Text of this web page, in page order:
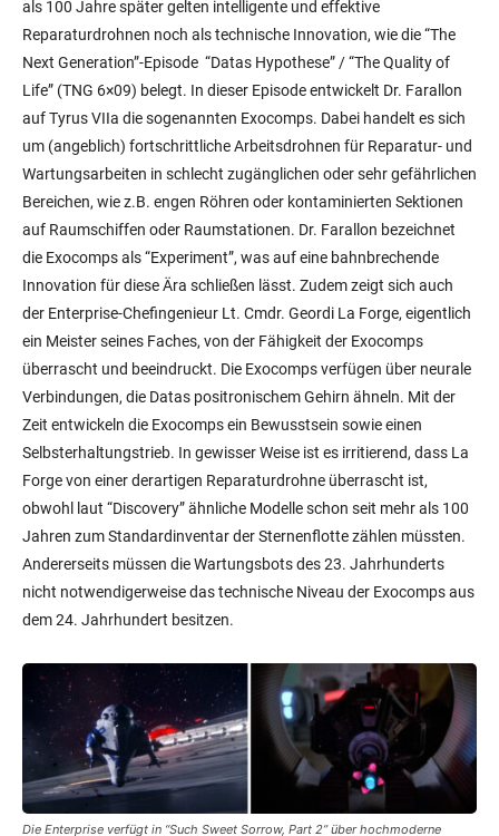
Life” (TNG 6×09) belegt. In dieser Episode entwickelt Dr. Farallon
auf Tyrus VIIa die sogenannten Exocomps. Dabei handelt es sich
um (angeblich) fortschrittliche Arbeitsdrohnen für Reparatur- und
Wartungsarbeiten in schlecht zugänglichen oder sehr gefährlichen
Bereichen, wie z.B. engen Röhren oder kontaminierten Sektionen
auf Raumschiffen oder Raumstationen. Dr. Farallon bezeichnet
die Exocomps als “Experiment”, was auf eine bahnbrechende
Innovation für diese Ära schließen lässt. Zudem zeigt sich auch
der Enterprise-Chefingenieur Lt. Cmdr. Geordi La Forge, eigentlich
ein Meister seines Faches, von der Fähigkeit der Exocomps
überrascht und beeindruckt. Die Exocomps verfügen über neurale
Verbindungen, die Datas positronischem Gehirn ähneln. Mit der
Zeit entwickeln die Exocomps ein Bewusstsein sowie einen
Selbsterhaltungstrieb. In gewisser Weise ist es irritierend, dass La
Forge von einer derartigen Reparaturdrohne überrascht ist,
obwohl laut “Discovery” ähnliche Modelle schon seit mehr als 100
Jahren zum Standardinventar der Sternenflotte zählen müssten.
Andererseits müssen die Wartungsbots des 23. Jahrhunderts
nicht notwendigerweise das technische Niveau der Exocomps aus
dem 24. Jahrhundert besitzen.
Die Enterprise verfügt in “Such Sweet Sorrow, Part 2” über hochmoderne
Wartungsbots (links), obwohl intelligente Reparaturdrohnen, wie etwa die
Exocomps (rechts), im 24. Jahrhundert (TNG 6×09 “The Quality of Life”) als
Innovation gelten (Szenenfotos: CBS)